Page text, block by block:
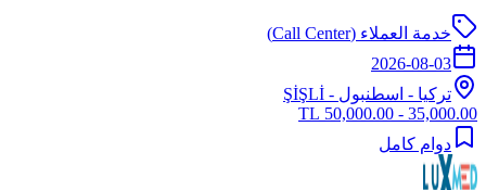
خدمة العملاء (Call Center)
2026-08-03
تركيا - اسطنبول - ŞİŞLİ
35,000.00 - 50,000.00 TL
دوام كامل